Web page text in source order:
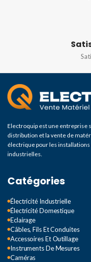
Electroquip est une entreprise
distribution et la vente de
électrique pour les
industrielles.
Catégories
Électricité Industrielle
Électricité Domestique
Eclairage
Câbles, Fils Et Conduites
Accessoires Et Outillage
Instruments De Mesures
Caméras